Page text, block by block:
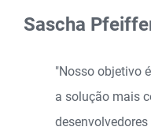
Sascha
"Nosso objetivo
a solução mais